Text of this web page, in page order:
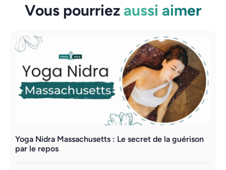
Vous pourriez aussi aimer
Yoga Nidra Massachusetts : Le secret de la guérison
par le repos